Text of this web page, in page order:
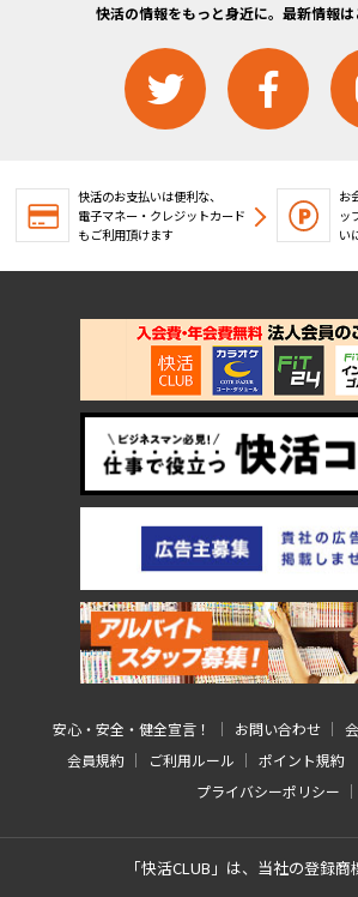
快活の情報をもっと身近に。最新情報は
快活のお支払いは便利な、
電子マネー・クレジットカード
もご利用頂けます
お
ッ
い
安心・安全・健全宣言！ お問い合わせ
会員規約
ご利用ルール ポイント規約
プライバシーポリシー
「快活CLUB」は、当社の登録商